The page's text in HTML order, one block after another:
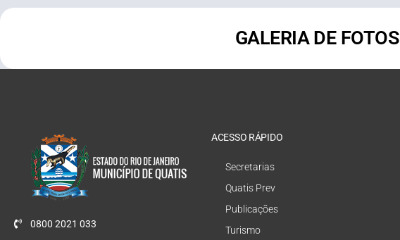
GALERIA DE FOTOS
0800 2021 033
ACESSO RÁPIDO
Secretarias
Quatis Prev
Publicações
Turismo